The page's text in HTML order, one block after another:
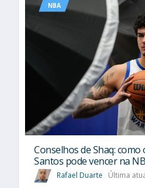
NBA
Conselhos de Shaq:
Santos pode vencer na
Rafael Duarte Última